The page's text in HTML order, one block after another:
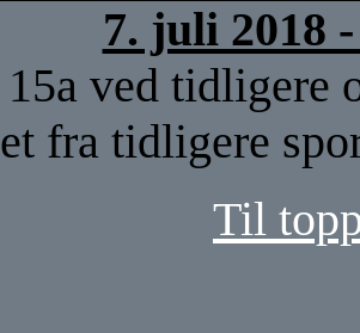
7. juli 2018
ved tidligere
fra tidligere
Til